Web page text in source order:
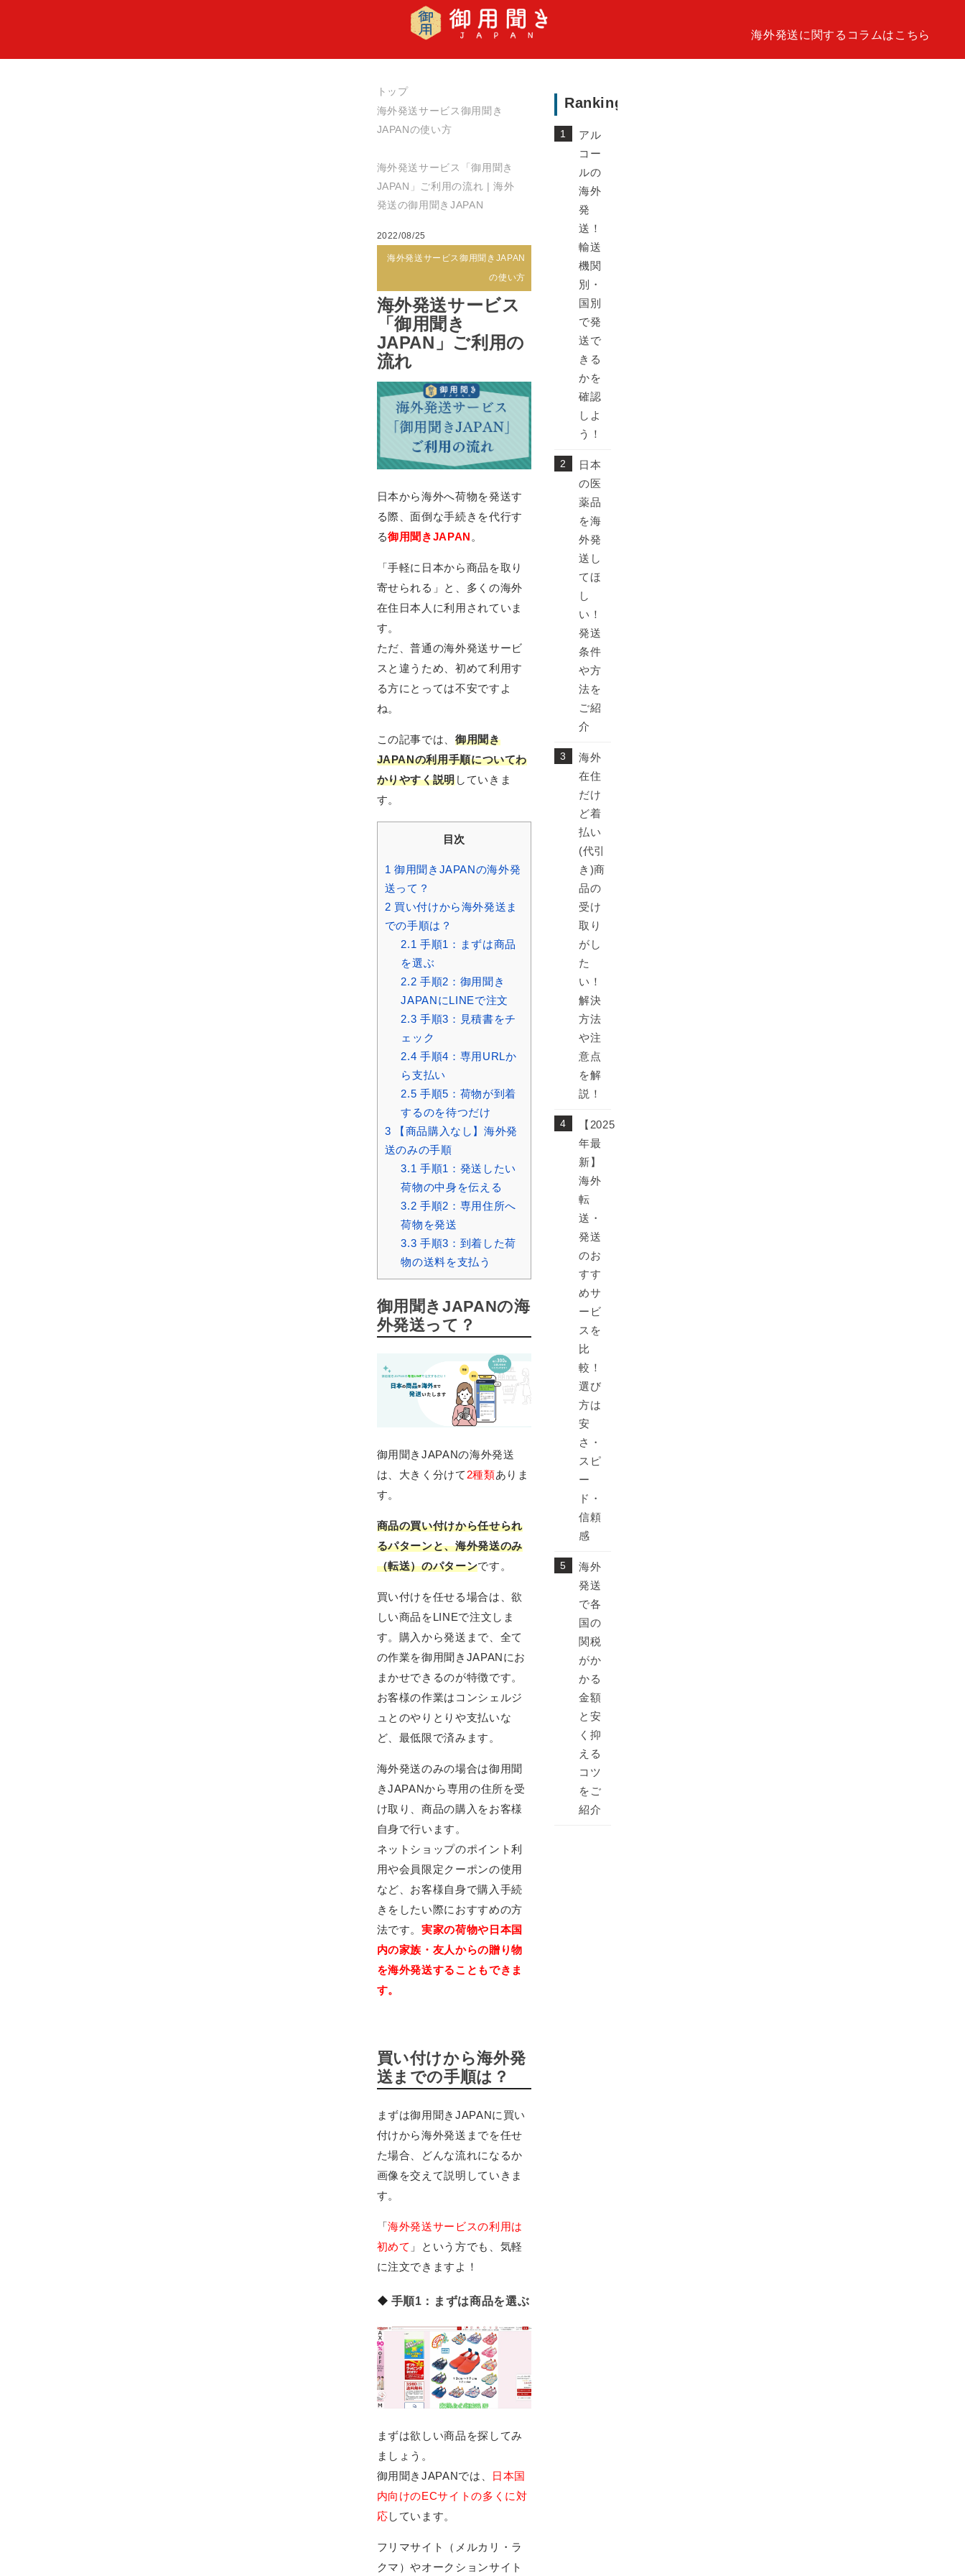
海外発送に関するコラムはこちら
トップ
海外発送サービス御用聞き
JAPANの使い方
海外発送サービス「御用聞き
JAPAN」ご利用の流れ | 海外
発送の御用聞きJAPAN
2022/08/25
海外発送サービス御用聞きJAPAN
の使い方
海外発送サービス
「御用聞き
JAPAN」ご利用の
流れ
日本から海外へ荷物を発送す
る際、面倒な手続きを代行す
る御用聞きJAPAN 。
「手軽に日本から商品を取り
寄せられる」と、多くの海外
在住日本人に利用されていま
す。
ただ、普通の海外発送サービ
スと違うため、初めて利用す
る方にとっては不安ですよ
ね。
この記事では、 御用聞き
JAPANの利用手順についてわ
かりやすく説明していきま
す。
目次
1 御用聞きJAPANの海外発
送って？
2 買い付けから海外発送ま
での手順は？
2.1 手順1：まずは商品
を選ぶ
2.2 手順2：御用聞き
JAPANにLINEで注文
2.3 手順3：見積書をチ
ェック
2.4 手順4：専用URLか
ら支払い
2.5 手順5：荷物が到着
するのを待つだけ
3 【商品購入なし】海外発
送のみの手順
3.1 手順1：発送したい
荷物の中身を伝える
3.2 手順2：専用住所へ
荷物を発送
3.3 手順3：到着した荷
物の送料を支払う
御用聞きJAPANの海
外発送って？
御用聞きJAPANの海外発送
は、大きく分けて 2種類ありま
す。
商品の買い付けから任せられ
るパターンと、海外発送のみ
（転送）のパターンです。
買い付けを任せる場合は、欲
しい商品をLINEで注文しま
す。購入から発送まで、全て
の作業を御用聞きJAPANにお
まかせできるのが特徴です。
お客様の作業はコンシェルジ
ュとのやりとりや支払いな
ど、最低限で済みます。
海外発送のみの場合は御用聞
きJAPANから専用の住所を受
け取り、商品の購入をお客様
自身で行います。
ネットショップのポイント利
用や会員限定クーポンの使用
など、お客様自身で購入手続
きをしたい際におすすめの方
法です。実家の荷物や日本国
内の家族・友人からの贈り物
を海外発送することもできま
す。
買い付けから海外発
送までの手順は？
まずは御用聞きJAPANに買い
付けから海外発送までを任せ
た場合、どんな流れになるか
画像を交えて説明していきま
す。
「海外発送サービスの利用は
初めて 」という方でも、気軽
に注文できますよ！
手順1：まずは商品を選ぶ
まずは欲しい商品を探してみ
ましょう。
御用聞きJAPANでは、
日本国
内向けのECサイトの多くに対
応しています。
フリマサイト（メルカリ・ラ
クマ）やオークションサイト
Ranking
アル
コー
ルの
海外
発
送！
輸送
機関
別・
国別
で発
送で
きる
かを
確認
しよ
う！
日本
の医
薬品
を海
外発
送し
てほ
し
い！
発送
条件
や方
法を
ご紹
介
海外
在住
だけ
ど着
払い
(代引
き)商
品の
受け
取り
がし
た
い！
解決
方法
や注
意点
を解
説！
【2025
年最
新】
海外
転
送・
発送
のお
すす
めサ
ービ
スを
比
較！
選び
方は
安
さ・
スピ
ー
ド・
信頼
感
海外
発送
で各
国の
関税
がか
かる
金額
と安
く抑
える
コツ
をご
紹介